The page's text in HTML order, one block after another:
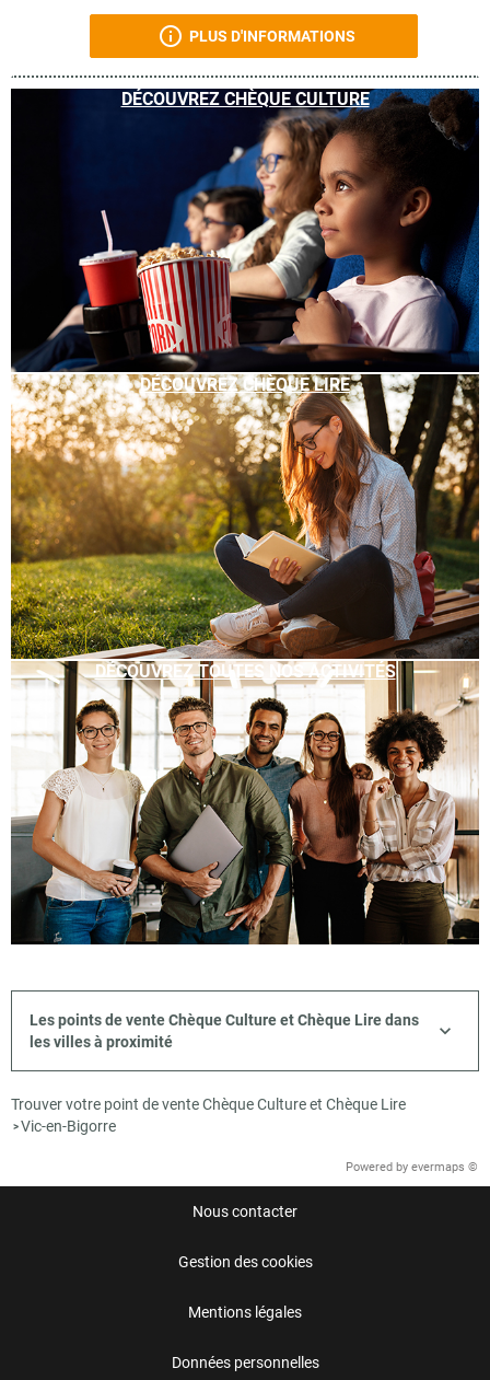
PLUS D'INFORMATIONS
DÉCOUVREZ CHÈQUE CULTURE
DÉCOUVREZ CHÈQUE LIRE
DÉCOUVREZ TOUTES NOS ACTIVITÉS
Les points de vente Chèque Culture et Chèque Lire dans
les villes à proximité
Trouver votre point de vente Chèque Culture et Chèque Lire
>Vic-en-Bigorre
Powered by evermaps ©
Nous contacter
Gestion des cookies
Mentions légales
Données personnelles